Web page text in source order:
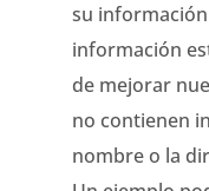
su
información
de mejorar
no contienen
nombre o la